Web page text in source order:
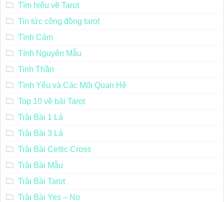
Tìm hiểu về Tarot
Tin tức cộng đồng tarot
Tình Cảm
Tính Nguyên Mẫu
Tinh Thần
Tình Yêu và Các Mối Quan Hệ
Top 10 về bài Tarot
Trải Bài 1 Lá
Trải Bài 3 Lá
Trải Bài Celtic Cross
Trải Bài Mẫu
Trải Bài Tarot
Trải Bài Yes – No